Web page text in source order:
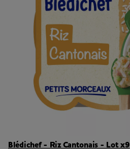
Blédichef - Riz Cantonais - Lot x9